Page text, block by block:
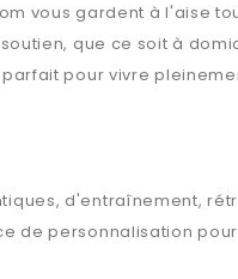
vous gardent à l'aise
que ce soit à
pour vivre
d'entraînement,
de personnalisation